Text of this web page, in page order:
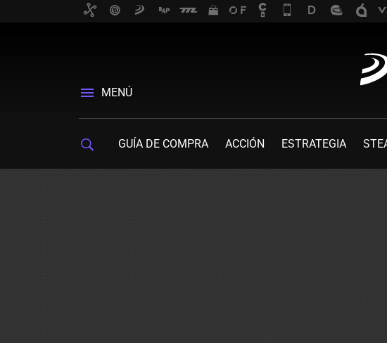
MENÚ
GUÍA DE COMPRA ACCIÓN ESTRATEGIA